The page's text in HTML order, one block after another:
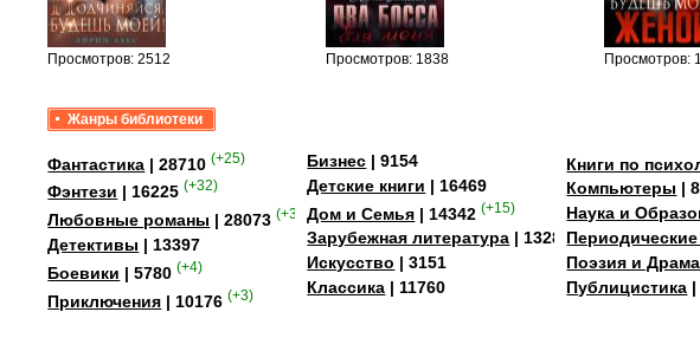
Просмотров: 2512 Просмотров: 1838 Просмотров:
Жанры библиотеки
Фантастика | 28710 (+25)
Фэнтези | 16225 (+32)
Любовные романы | 28073 (+349)
Детективы | 13397
Боевики | 5780 (+4)
Приключения | 10176 (+3)
Бизнес | 9154
Детские книги | 16469
Дом и Семья | 14342 (+15)
Зарубежная литература | 13284
Искусство | 3151
Классика | 11760
Книги по
Компьютеры |
Наука и
Поэзия и
Публицистика |